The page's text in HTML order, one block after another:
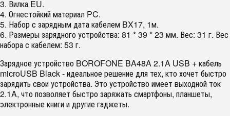
3. Вилка EU.
4. Огнестойкий материал PC.
5. Набор с зарядным дата кабелем BX17, 1м.
6. Размеры зарядного устройства: 81 * 39 * 23 мм. Вес: 31 г. Вес
набора с кабелем: 53 г.
Зарядное устройство BOROFONE BA48A 2.1A USB + кабель
microUSB Black - идеальное решение для тех, кто хочет быстро
зарядить свои устройства. Это устройство имеет выходной ток
2.1A, что позволяет быстро заряжать смартфоны, планшеты,
электронные книги и другие гаджеты.